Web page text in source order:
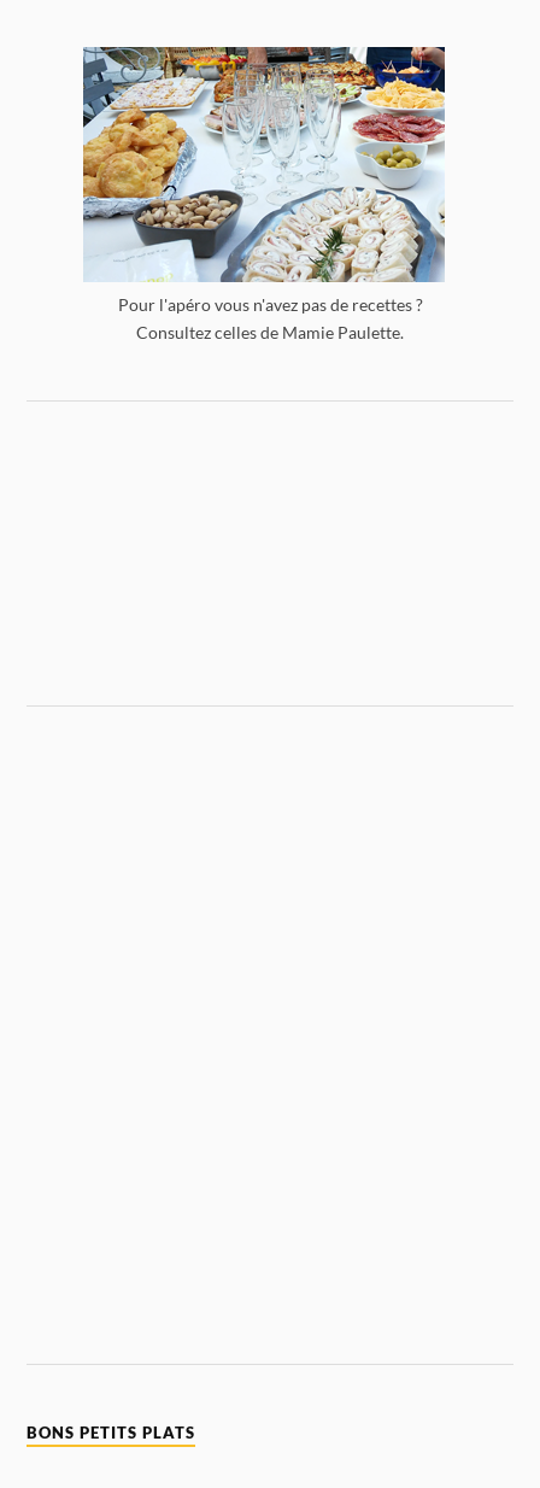
Pour l'apéro vous n'avez pas de recettes ?
Consultez celles de Mamie Paulette.
BONS PETITS PLATS